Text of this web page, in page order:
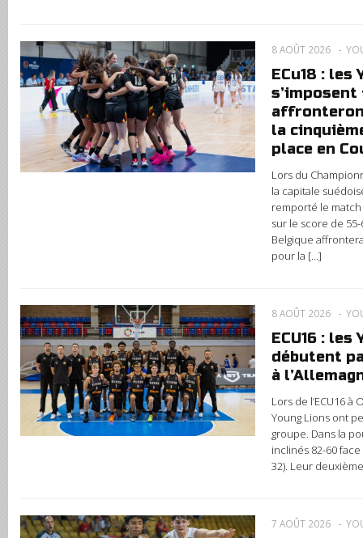
8 AOÛT 2026
ECu18 : les
la
place en
Lors du
la capitale
remporté le
sur le score de 55-
Belgique
pour la [...]
8 AOÛT 2026
ECU16 : les
débutent
à
Lors de l’ECU16
Young Lions ont
groupe. Dans la
inclinés 82-60 face
32). Leur
7 AOÛT 2026